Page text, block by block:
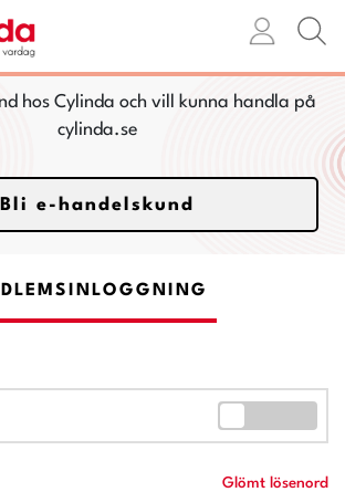
hos Cylinda och vill kunna handla på
cylinda.se
Bli e-handelskund
Glömt lösenord